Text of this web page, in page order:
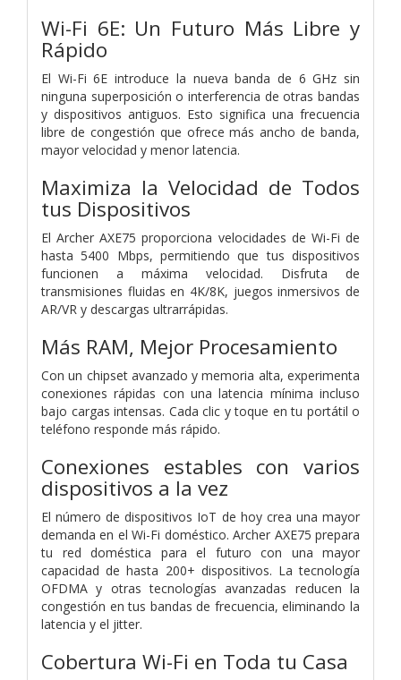
Wi-Fi 6E: Un Futuro Más Libre y
Rápido
El Wi-Fi 6E introduce la nueva banda de 6 GHz sin
ninguna superposición o interferencia de otras bandas
y dispositivos antiguos. Esto significa una frecuencia
libre de congestión que ofrece más ancho de banda,
mayor velocidad y menor latencia.
Maximiza la Velocidad de Todos
tus Dispositivos
El Archer AXE75 proporciona velocidades de Wi-Fi de
hasta 5400 Mbps, permitiendo que tus dispositivos
funcionen a máxima velocidad. Disfruta de
transmisiones fluidas en 4K/8K, juegos inmersivos de
AR/VR y descargas ultrarrápidas.
Más RAM, Mejor Procesamiento
Con un chipset avanzado y memoria alta, experimenta
conexiones rápidas con una latencia mínima incluso
bajo cargas intensas. Cada clic y toque en tu portátil o
teléfono responde más rápido.
Conexiones estables con varios
dispositivos a la vez
El número de dispositivos IoT de hoy crea una mayor
demanda en el Wi-Fi doméstico. Archer AXE75 prepara
tu red doméstica para el futuro con una mayor
capacidad de hasta 200+ dispositivos. La tecnología
OFDMA y otras tecnologías avanzadas reducen la
congestión en tus bandas de frecuencia, eliminando la
latencia y el jitter.
Cobertura Wi-Fi en Toda tu Casa